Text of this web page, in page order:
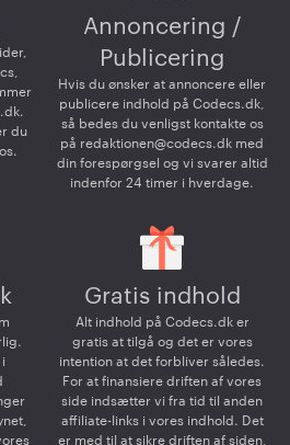
du
Annoncering /
Publicering
Hvis du ønsker at annoncere eller
publicere indhold på Codecs.dk,
så bedes du venligst kontakte os
på redaktionen@codecs.dk med
din forespørgsel og vi svarer altid
indenfor 24 timer i hverdage.
Gratis indhold
Alt indhold på Codecs.dk er
gratis at tilgå og det er vores
intention at det forbliver således.
For at finansiere driften af vores
side indsætter vi fra tid til anden
affiliate-links i vores indhold. Det
er med til at sikre driften af siden,